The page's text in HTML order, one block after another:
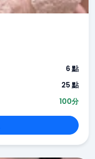
6 點
25 點
100分